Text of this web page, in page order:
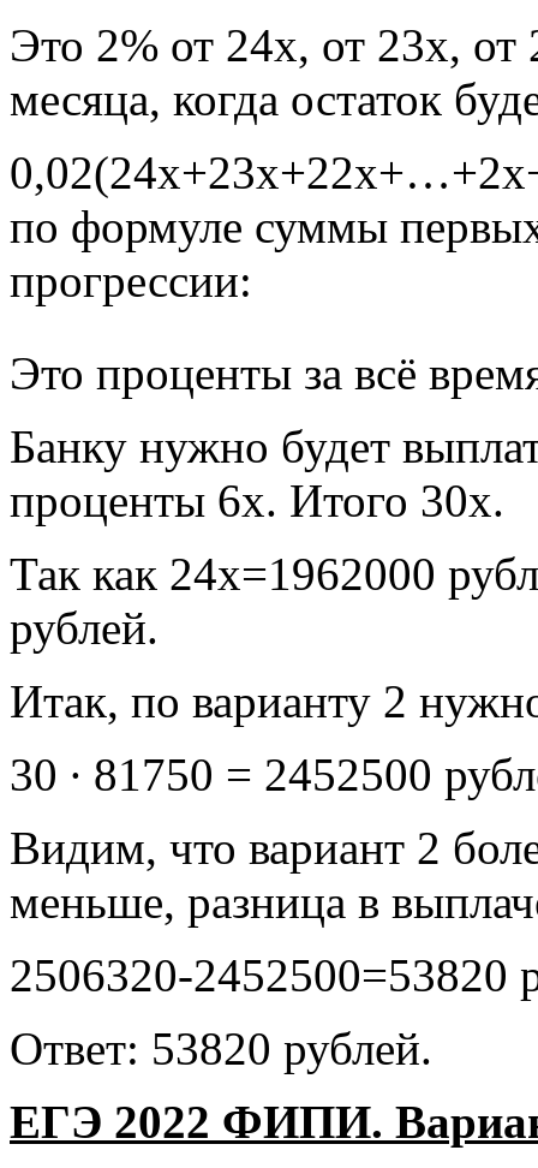
Это 2% от 24х, от 23х, от
месяца, когда остаток
по формуле суммы
прогрессии:
Это проценты за всё
Банку нужно будет
проценты 6х. Итого 30х.
Так как 24х=1962000
рублей.
Итак, по варианту 2
30 ∙ 81750 = 2452500
Видим, что вариант 2
меньше, разница в
2506320-2452500=53820
Ответ: 53820 рублей.
ЕГЭ 2022 ФИПИ.